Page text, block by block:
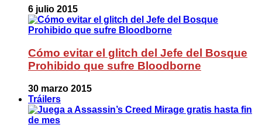
6 julio 2015
Cómo evitar el glitch del Jefe del Bosque
Prohibido que sufre Bloodborne
30 marzo 2015
Tráilers